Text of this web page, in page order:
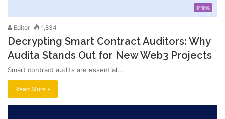
新聞稿
Editor 1,834
Decrypting Smart Contract Auditors: Why
Audita Stands Out for New Web3 Projects
Smart contract audits are essential…
Read More »